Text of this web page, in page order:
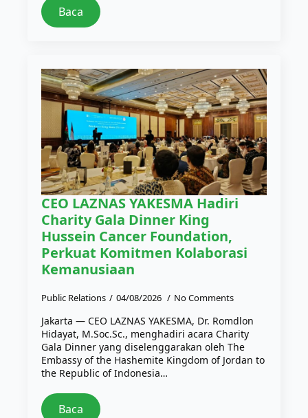
Baca
CEO LAZNAS YAKESMA Hadiri
Charity Gala Dinner King
Hussein Cancer Foundation,
Perkuat Komitmen Kolaborasi
Kemanusiaan
Public Relations 04/08/2026 No Comments
Jakarta — CEO LAZNAS YAKESMA, Dr. Romdlon
Hidayat, M.Soc.Sc., menghadiri acara Charity
Gala Dinner yang diselenggarakan oleh The
Embassy of the Hashemite Kingdom of Jordan to
the Republic of Indonesia…
Baca